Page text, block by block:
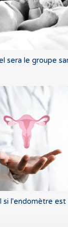
sera le groupe
si l'endomètre